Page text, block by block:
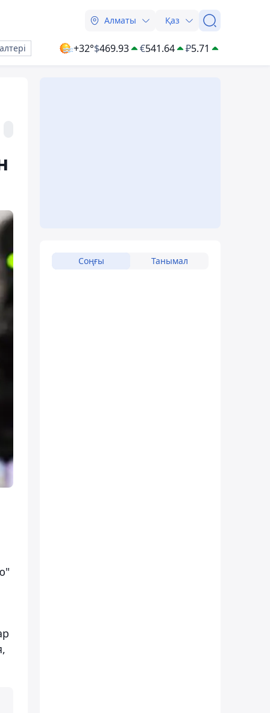
Алматы Қаз
+32°$469.93 €541.64 ₽5.71
Соңғы Танымал